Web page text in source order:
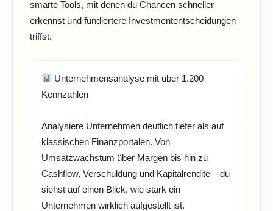
smarte Tools, mit denen du Chancen schneller
erkennst und fundiertere Investmententscheidungen
triffst.
Unternehmensanalyse mit über 1.200
Kennzahlen
Analysiere Unternehmen deutlich tiefer als auf
klassischen Finanzportalen. Von
Umsatzwachstum über Margen bis hin zu
Cashflow, Verschuldung und Kapitalrendite – du
siehst auf einen Blick, wie stark ein
Unternehmen wirklich aufgestellt ist.